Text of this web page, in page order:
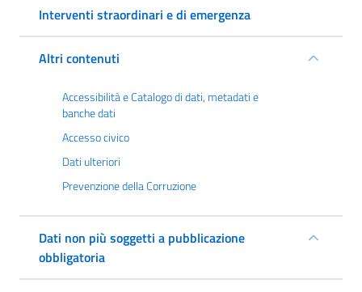
Interventi straordinari e di emergenza
Altri contenuti
Accessibilità e Catalogo di dati, metadati e
banche dati
Accesso civico
Dati ulteriori
Prevenzione della Corruzione
Dati non più soggetti a pubblicazione
obbligatoria